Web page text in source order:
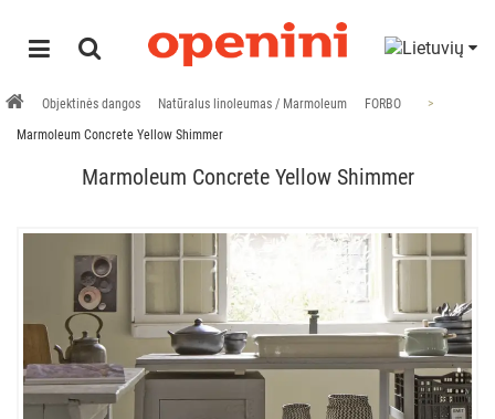
Objektinės dangos Natūralus linoleumas / Marmoleum
FORBO
Marmoleum Concrete Yellow Shimmer
Marmoleum Concrete Yellow Shimmer